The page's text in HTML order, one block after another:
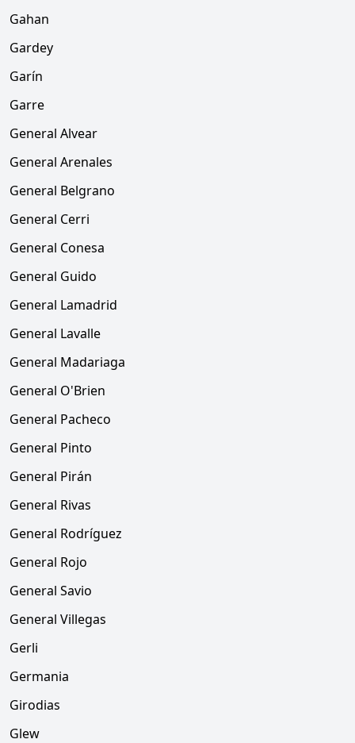
Gahan
Gardey
Garín
Garre
General Alvear
General Arenales
General Belgrano
General Cerri
General Conesa
General Guido
General Lamadrid
General Lavalle
General Madariaga
General O'Brien
General Pacheco
General Pinto
General Pirán
General Rivas
General Rodríguez
General Rojo
General Savio
General Villegas
Gerli
Germania
Girodias
Glew